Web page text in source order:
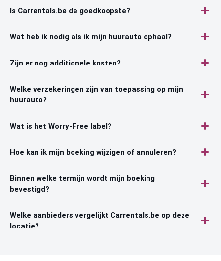
Is Carrentals.be de goedkoopste?
Wat heb ik nodig als ik mijn huurauto ophaal?
Zijn er nog additionele kosten?
Welke verzekeringen zijn van toepassing op mijn
huurauto?
Wat is het Worry-Free label?
Hoe kan ik mijn boeking wijzigen of annuleren?
Binnen welke termijn wordt mijn boeking
bevestigd?
Welke aanbieders vergelijkt Carrentals.be op deze
locatie?